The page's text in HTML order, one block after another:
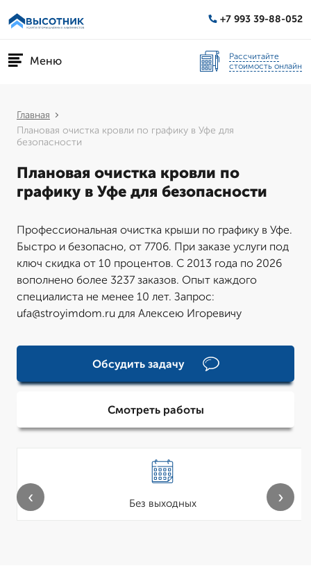
+7 993 39-88-052
Меню
Рассчитайте
стоимость онлайн
Главная
Плановая очистка кровли по графику в Уфе для
безопасности
Плановая очистка кровли по
графику в Уфе для безопасности
Профессиональная очистка крыши по графику в Уфе.
Быстро и безопасно, от 7706. При заказе услуги под
ключ скидка от 10 процентов. С 2013 года по 2026
вополнено более 3237 заказов. Опыт каждого
специалиста не менее 10 лет. Запрос:
ufa@stroyimdom.ru для Алексею Игоревичу
Обсудить задачу
Смотреть работы
Без выходных
‹ ›